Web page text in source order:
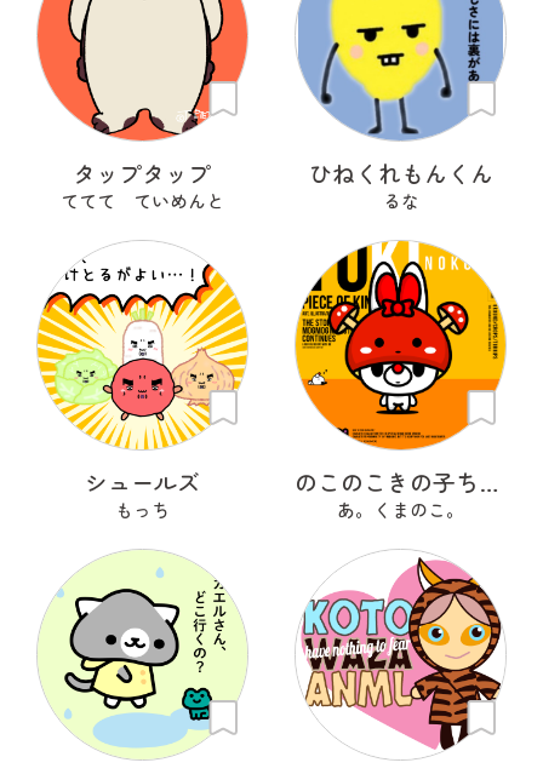
タップタップ
ててて ていめんと
ひねくれもんくん
るな
シュールズ
もっち
のこのこきの子ちゃん
あ。くまのこ。